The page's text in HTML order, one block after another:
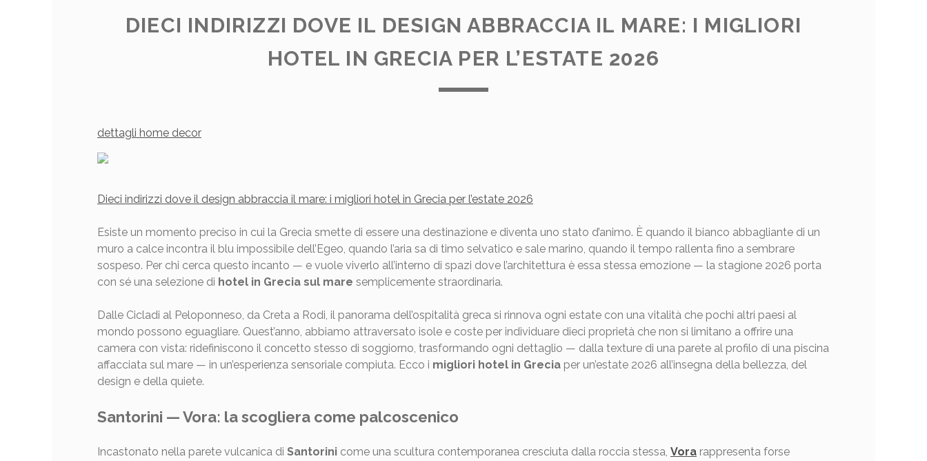
DIECI INDIRIZZI DOVE IL DESIGN ABBRACCIA IL MARE: I MIGLIORI
HOTEL IN GRECIA PER L’ESTATE 2026
dettagli home decor
Dieci indirizzi dove il design abbraccia il mare: i migliori hotel in Grecia per l’estate 2026
Esiste un momento preciso in cui la Grecia smette di essere una destinazione e diventa uno stato d’animo. È quando il bianco abbagliante di un
muro a calce incontra il blu impossibile dell’Egeo, quando l’aria sa di timo selvatico e sale marino, quando il tempo rallenta fino a sembrare
sospeso. Per chi cerca questo incanto — e vuole viverlo all’interno di spazi dove l’architettura è essa stessa emozione — la stagione 2026 porta
con sé una selezione di hotel in Grecia sul mare semplicemente straordinaria.
Dalle Cicladi al Peloponneso, da Creta a Rodi, il panorama dell’ospitalità greca si rinnova ogni estate con una vitalità che pochi altri paesi al
mondo possono eguagliare. Quest’anno, abbiamo attraversato isole e coste per individuare dieci proprietà che non si limitano a offrire una
camera con vista: ridefiniscono il concetto stesso di soggiorno, trasformando ogni dettaglio — dalla texture di una parete al profilo di una piscina
affacciata sul mare — in un’esperienza sensoriale compiuta. Ecco i migliori hotel in Greciaper un’estate 2026 all’insegna della bellezza, del
design e della quiete.
Santorini — Vora: la scogliera come palcoscenico
Incastonato nella parete vulcanica di Santorinicome una scultura contemporanea cresciuta dalla roccia stessa, Vorarappresenta forse